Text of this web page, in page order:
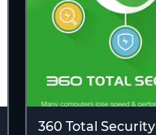
360 Total Security